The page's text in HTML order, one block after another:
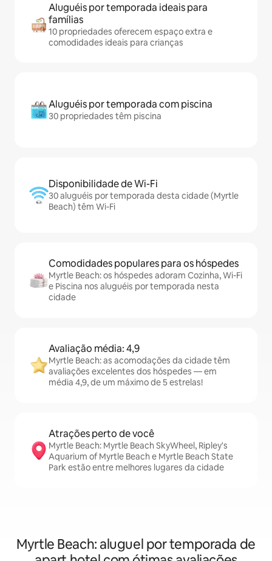
Aluguéis por temporada ideais para
famílias
10 propriedades oferecem espaço extra e
comodidades ideais para crianças
Aluguéis por temporada com piscina
30 propriedades têm piscina
Disponibilidade de Wi-Fi
30 aluguéis por temporada desta cidade (Myrtle
Beach) têm Wi-Fi
Comodidades populares para os hóspedes
Myrtle Beach: os hóspedes adoram Cozinha, Wi-Fi
e Piscina nos aluguéis por temporada nesta
cidade
Avaliação média: 4,9
Myrtle Beach: as acomodações da cidade têm
avaliações excelentes dos hóspedes — em
média 4,9, de um máximo de 5 estrelas!
Atrações perto de você
Myrtle Beach: Myrtle Beach SkyWheel, Ripley's
Aquarium of Myrtle Beach e Myrtle Beach State
Park estão entre melhores lugares da cidade
Myrtle Beach: aluguel por temporada de